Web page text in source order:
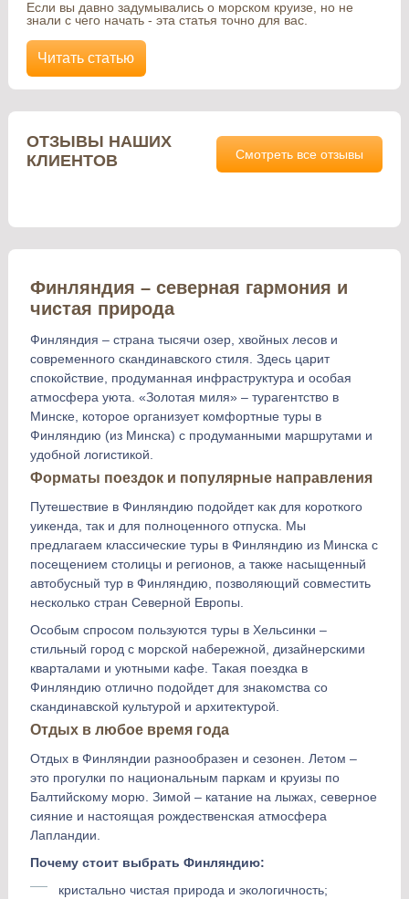
Если вы давно задумывались о морском круизе, но не
знали с чего начать - эта статья точно для вас.
Читать статью
Смотреть все отзывы
ОТЗЫВЫ НАШИХ
КЛИЕНТОВ
Финляндия – северная гармония и
чистая природа
Финляндия – страна тысячи озер, хвойных лесов и
современного скандинавского стиля. Здесь царит
спокойствие, продуманная инфраструктура и особая
атмосфера уюта. «Золотая миля» – турагентство в
Минске, которое организует комфортные туры в
Финляндию (из Минска) с продуманными маршрутами и
удобной логистикой.
Форматы поездок и популярные направления
Путешествие в Финляндию подойдет как для короткого
уикенда, так и для полноценного отпуска. Мы
предлагаем классические туры в Финляндию из Минска с
посещением столицы и регионов, а также насыщенный
автобусный тур в Финляндию, позволяющий совместить
несколько стран Северной Европы.
Особым спросом пользуются туры в Хельсинки –
стильный город с морской набережной, дизайнерскими
кварталами и уютными кафе. Такая поездка в
Финляндию отлично подойдет для знакомства со
скандинавской культурой и архитектурой.
Отдых в любое время года
Отдых в Финляндии разнообразен и сезонен. Летом –
это прогулки по национальным паркам и круизы по
Балтийскому морю. Зимой – катание на лыжах, северное
сияние и настоящая рождественская атмосфера
Лапландии.
Почему стоит выбрать Финляндию:
кристально чистая природа и экологичность;